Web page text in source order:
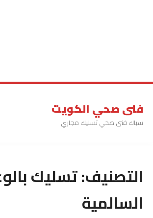
فنى صحي الكويت
سباك فنى صحي تسليك مجاري
التصنيف:تسليك
السالمية